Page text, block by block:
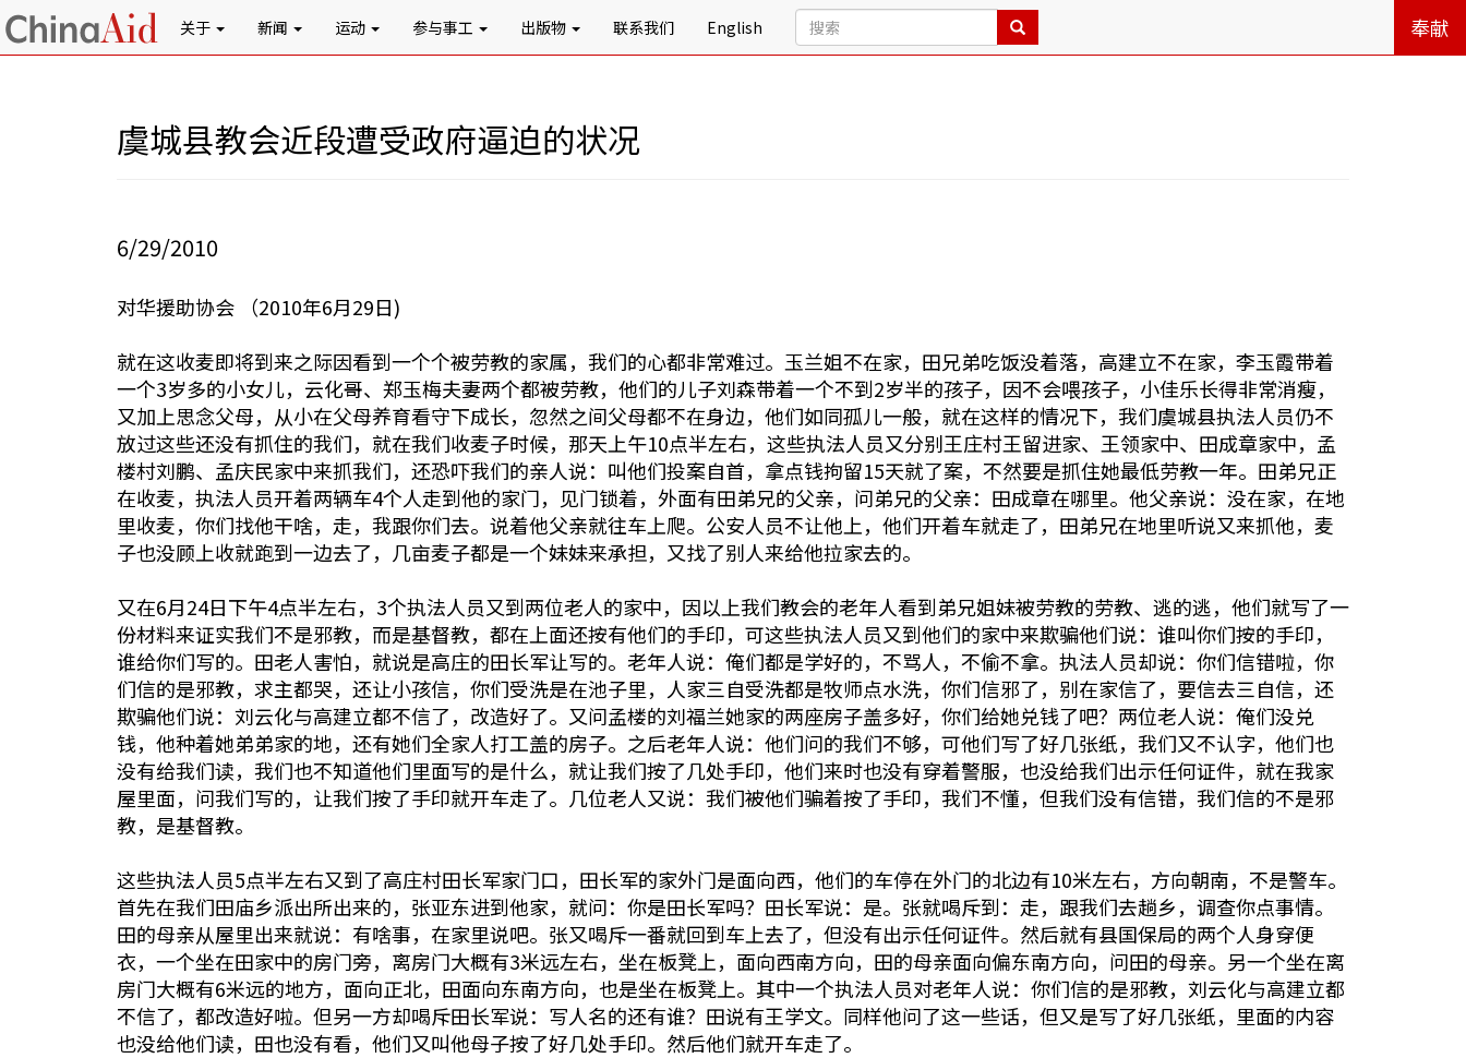
关于 新闻 运动 参与事工 出版物 联系我们 English 奉献
虞城县教会近段遭受政府逼迫的状况
6/29/2010
对华援助协会 （2010年6月29日)
就在这收麦即将到来之际因看到一个个被劳教的家属，我们的心都非常难过。玉兰姐不在家，田兄弟吃饭没着落，高建立不在家，李玉霞带着
一个3岁多的小女儿，云化哥、郑玉梅夫妻两个都被劳教，他们的儿子刘森带着一个不到2岁半的孩子，因不会喂孩子，小佳乐长得非常消瘦，
又加上思念父母，从小在父母养育看守下成长，忽然之间父母都不在身边，他们如同孤儿一般，就在这样的情况下，我们虞城县执法人员仍不
放过这些还没有抓住的我们，就在我们收麦子时候，那天上午10点半左右，这些执法人员又分别王庄村王留进家、王领家中、田成章家中，孟
楼村刘鹏、孟庆民家中来抓我们，还恐吓我们的亲人说：叫他们投案自首，拿点钱拘留15天就了案，不然要是抓住她最低劳教一年。田弟兄正
在收麦，执法人员开着两辆车4个人走到他的家门，见门锁着，外面有田弟兄的父亲，问弟兄的父亲：田成章在哪里。他父亲说：没在家，在地
里收麦，你们找他干啥，走，我跟你们去。说着他父亲就往车上爬。公安人员不让他上，他们开着车就走了，田弟兄在地里听说又来抓他，麦
子也没顾上收就跑到一边去了，几亩麦子都是一个妹妹来承担，又找了别人来给他拉家去的。
又在6月24日下午4点半左右，3个执法人员又到两位老人的家中，因以上我们教会的老年人看到弟兄姐妹被劳教的劳教、逃的逃，他们就写了一
份材料来证实我们不是邪教，而是基督教，都在上面还按有他们的手印，可这些执法人员又到他们的家中来欺骗他们说：谁叫你们按的手印，
谁给你们写的。田老人害怕，就说是高庄的田长军让写的。老年人说：俺们都是学好的，不骂人，不偷不拿。执法人员却说：你们信错啦，你
们信的是邪教，求主都哭，还让小孩信，你们受洗是在池子里，人家三自受洗都是牧师点水洗，你们信邪了，别在家信了，要信去三自信，还
欺骗他们说：刘云化与高建立都不信了，改造好了。又问孟楼的刘福兰她家的两座房子盖多好，你们给她兑钱了吧？两位老人说：俺们没兑
钱，他种着她弟弟家的地，还有她们全家人打工盖的房子。之后老年人说：他们问的我们不够，可他们写了好几张纸，我们又不认字，他们也
没有给我们读，我们也不知道他们里面写的是什么，就让我们按了几处手印，他们来时也没有穿着警服，也没给我们出示任何证件，就在我家
屋里面，问我们写的，让我们按了手印就开车走了。几位老人又说：我们被他们骗着按了手印，我们不懂，但我们没有信错，我们信的不是邪
教，是基督教。
这些执法人员5点半左右又到了高庄村田长军家门口，田长军的家外门是面向西，他们的车停在外门的北边有10米左右，方向朝南，不是警车。
首先在我们田庙乡派出所出来的，张亚东进到他家，就问：你是田长军吗？田长军说：是。张就喝斥到：走，跟我们去趟乡，调查你点事情。
田的母亲从屋里出来就说：有啥事，在家里说吧。张又喝斥一番就回到车上去了，但没有出示任何证件。然后就有县国保局的两个人身穿便
衣，一个坐在田家中的房门旁，离房门大概有3米远左右，坐在板凳上，面向西南方向，田的母亲面向偏东南方向，问田的母亲。另一个坐在离
房门大概有6米远的地方，面向正北，田面向东南方向，也是坐在板凳上。其中一个执法人员对老年人说：你们信的是邪教，刘云化与高建立都
不信了，都改造好啦。但另一方却喝斥田长军说：写人名的还有谁？田说有王学文。同样他问了这一些话，但又是写了好几张纸，里面的内容
也没给他们读，田也没有看，他们又叫他母子按了好几处手印。然后他们就开车走了。